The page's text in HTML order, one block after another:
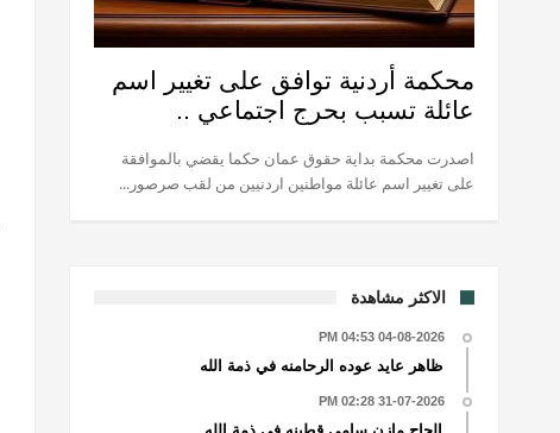
محكمة أردنية توافق على تغيير اسم
عائلة تسبب بحرج اجتماعي ..
اصدرت محكمة بداية حقوق عمان حكما يقضي بالموافقة
على تغيير اسم عائلة مواطنين اردنيين من لقب صرصور...
الاكثر مشاهدة
04-08-2026 04:53 PM
ظاهر عايد عوده الرحامنه في ذمة الله
31-07-2026 02:28 PM